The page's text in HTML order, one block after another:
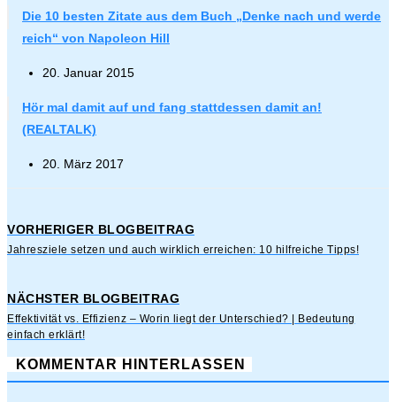
Die 10 besten Zitate aus dem Buch „Denke nach und werde
reich“ von Napoleon Hill
20. Januar 2015
Hör mal damit auf und fang stattdessen damit an!
(REALTALK)
20. März 2017
VORHERIGER BLOGBEITRAG
Jahresziele setzen und auch wirklich erreichen: 10 hilfreiche Tipps!
NÄCHSTER BLOGBEITRAG
Effektivität vs. Effizienz – Worin liegt der Unterschied? | Bedeutung
einfach erklärt!
KOMMENTAR HINTERLASSEN